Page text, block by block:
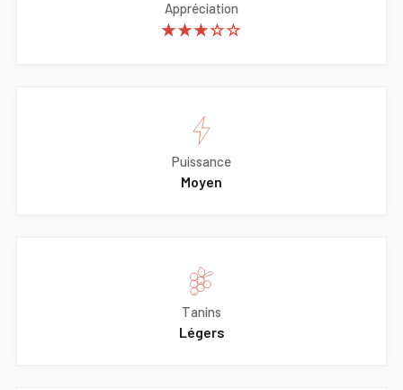
Appréciation
★★★☆☆
Puissance
Moyen
Tanins
Légers